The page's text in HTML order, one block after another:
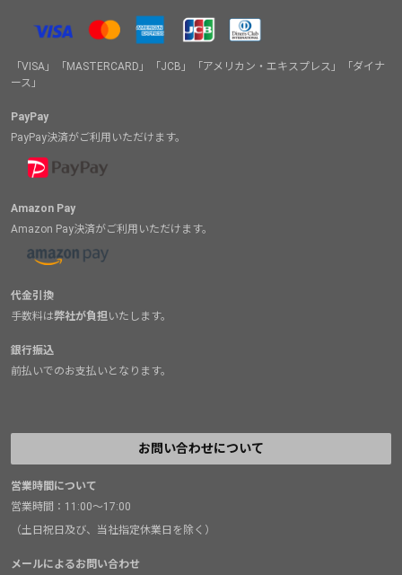
「VISA」「MASTERCARD」「JCB」「アメリカン・エキスプレス」「ダイナ
ース」
PayPay
PayPay決済がご利用いただけます。
Amazon Pay
Amazon Pay決済がご利用いただけます。
代金引換
手数料は弊社が負担いたします。
銀行振込
前払いでのお支払いとなります。
お問い合わせについて
営業時間について
営業時間：11:00～17:00
（土日祝日及び、当社指定休業日を除く）
メールによるお問い合わせ